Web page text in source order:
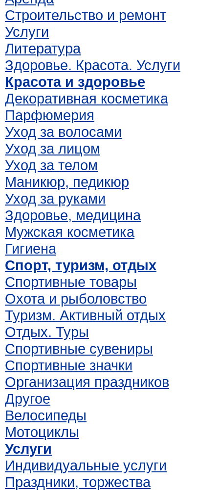
Строительство и ремонт
Услуги
Литература
Здоровье. Красота. Услуги
Красота и здоровье
Декоративная косметика
Парфюмерия
Уход за волосами
Уход за лицом
Уход за телом
Маникюр, педикюр
Уход за руками
Здоровье, медицина
Мужская косметика
Гигиена
Спорт, туризм, отдых
Спортивные товары
Охота и рыболовство
Туризм. Активный отдых
Отдых. Туры
Спортивные сувениры
Спортивные значки
Организация праздников
Другое
Велосипеды
Мотоциклы
Услуги
Индивидуальные услуги
Праздники, торжества